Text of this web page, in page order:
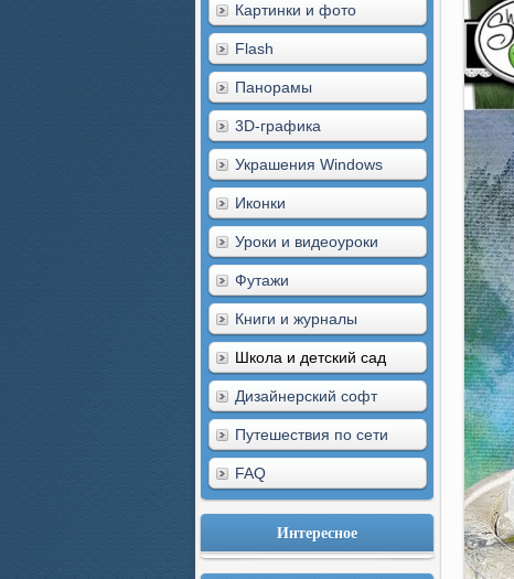
Картинки и фото
Flash
Панорамы
3D-графика
Украшения Windows
Иконки
Уроки и видеоуроки
Футажи
Книги и журналы
Школа и детский сад
Дизайнерский софт
Путешествия по сети
FAQ
Интересное